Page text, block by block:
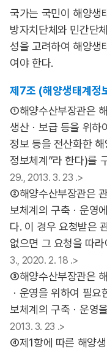
국가는 국민이 해양생
방자치단체와 민간단
성을 고려하여 해양생
여야 한다.
제7조 (해양생태계정
①해양수산부장관은
생산ㆍ보급 등을 위하
정보 등을 전산화한
정보체계”라 한다)를
29., 2013. 3. 23 .>
②해양수산부장관은
보체계의 구축ㆍ운영
다. 이 경우 요청받은
없으면 그 요청을 따라
3., 2020. 2. 18 .>
③해양수산부장관은
ㆍ운영을 위하여 필
보체계의 구축ㆍ운영
2013. 3. 23 .>
④제1항에 따른 해양